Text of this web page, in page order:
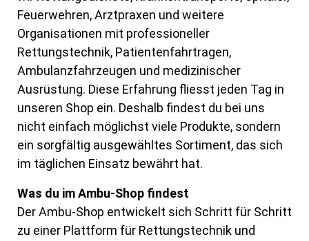
Feuerwehren, Arztpraxen und weitere
Organisationen mit professioneller
Rettungstechnik, Patientenfahrtragen,
Ambulanzfahrzeugen und medizinischer
Ausrüstung. Diese Erfahrung fliesst jeden Tag in
unseren Shop ein. Deshalb findest du bei uns
nicht einfach möglichst viele Produkte, sondern
ein sorgfältig ausgewähltes Sortiment, das sich
im täglichen Einsatz bewährt hat.
Was du im Ambu-Shop findest
Der Ambu-Shop entwickelt sich Schritt für Schritt
zu einer Plattform für Rettungstechnik und